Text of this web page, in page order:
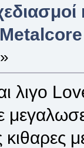
λιγο